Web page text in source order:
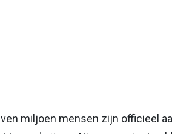
miljoen mensen zijn officieel